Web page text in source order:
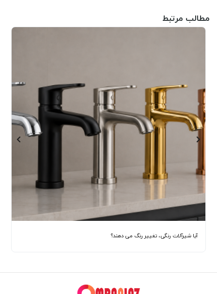
مطالب مرتبط
آیا شیرآلات رنگی، تغییر رنگ می دهند؟